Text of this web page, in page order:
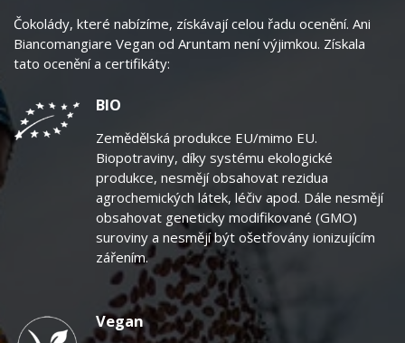
Čokolády, které nabízíme, získávají celou řadu ocenění. Ani
Biancomangiare Vegan od Aruntam není výjimkou. Získala
tato ocenění a certifikáty:
BIO
Zemědělská produkce EU/mimo EU.
Biopotraviny, díky systému ekologické
produkce, nesmějí obsahovat rezidua
agrochemických látek, léčiv apod. Dále nesmějí
obsahovat geneticky modifikované (GMO)
suroviny a nesmějí být ošetřovány ionizujícím
zářením.
Vegan